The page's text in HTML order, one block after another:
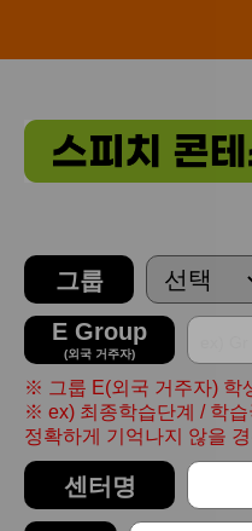
그룹
E Group
(외국 거주자)
※ 그룹 E(외국 거주자) 학
※ ex) 최종학습단계 / 학습
정확하게 기억나지 않을
센터명